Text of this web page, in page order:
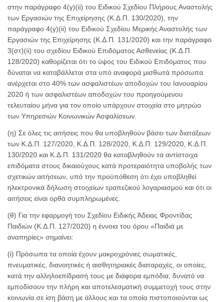
στην παράγραφο 4(γ)(ii) του Ειδικού Σχεδίου Πλήρους Αναστολής
των Εργασιών της Επιχείρησης (Κ.Δ.Π. 130/2020), την
παράγραφο 4(γ)(ii) του Ειδικού Σχεδίου Μερικής Αναστολής των
Εργασιών της Επιχείρησης (Κ.Δ.Π. 131/2020) και την παράγραφο
3(στ)(ii) του σχεδίου Ειδικού Επιδόματος Ασθενείας (Κ.Δ.Π.
128/2020) καθορίζεται ότι το ύψος του Ειδικού Επιδόματος που
δύναται να καταβάλλεται στα υπό αναφορά μισθωτά πρόσωπα
ανέρχεται στο 40% των ασφαλιστέων αποδοχών του Ιανουαρίου
2020 ή των ασφαλιστέων αποδοχών του προηγούμενου
τελευταίου μήνα για τον οποίο υπάρχουν στοιχεία στο μητρώο
των Υπηρεσιών Κοινωνικών Ασφαλίσεων.
(η) Σε όλες τις αιτήσεις που θα υποβληθούν βάσει των διατάξεων
των Κ.Δ.Π. 127/2020, Κ.Δ.Π. 128/2020, Κ.Δ.Π. 129/2020, Κ.Δ.Π.
130/2020 και Κ.Δ.Π. 131/2020 θα καταβληθούν τα αντίστοιχα
επιδόματα στους δικαιούχους κατά προτεραιότητα υποβολής των
σχετικών αιτήσεων, υπό την προϋπόθεση ότι έχει υποβληθεί
ηλεκτρονικά δήλωση στοιχείων τραπεζικού λογαριασμού και ότι οι
αιτήσεις είναι ορθά συμπληρωμένες.
(θ) Για την εφαρμογή του Σχεδίου Ειδικής Άδειας Φροντίδας
Παιδιών (Κ.Δ.Π. 127/2020) η έννοια του όρου «Παιδιά με
αναπηρίες» σημαίνει:
(i) Πρόσωπα τα οποία έχουν μακροχρόνιες σωματικές,
πνευματικές, διανοητικές ή αισθητηριακές διαταραχές, οι οποίες,
κατά την αλληλοεπίδρασή τους με διάφορα εμπόδια, δυνατό να
εμποδίσουν την πλήρη και αποτελεσματική συμμετοχή τους στην
κοινωνία σε ίση βάση με άλλους και τα οποία πιστοποιούνται ως